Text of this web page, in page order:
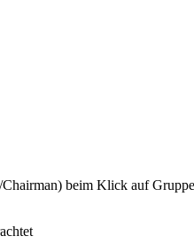
beim Klick auf